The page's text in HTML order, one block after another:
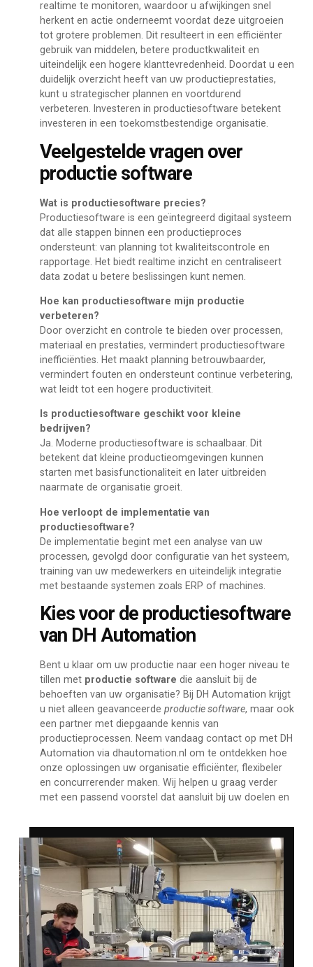
realtime te monitoren, waardoor u afwijkingen snel
herkent en actie onderneemt voordat deze uitgroeien
tot grotere problemen. Dit resulteert in een efficiënter
gebruik van middelen, betere productkwaliteit en
uiteindelijk een hogere klanttevredenheid. Doordat u een
duidelijk overzicht heeft van uw productieprestaties,
kunt u strategischer plannen en voortdurend
verbeteren. Investeren in productiesoftware betekent
investeren in een toekomstbestendige organisatie.
Veelgestelde vragen over
productie software
Wat is productiesoftware precies?
Productiesoftware is een geïntegreerd digitaal systeem
dat alle stappen binnen een productieproces
ondersteunt: van planning tot kwaliteitscontrole en
rapportage. Het biedt realtime inzicht en centraliseert
data zodat u betere beslissingen kunt nemen.
Hoe kan productiesoftware mijn productie
verbeteren?
Door overzicht en controle te bieden over processen,
materiaal en prestaties, vermindert productiesoftware
inefficiënties. Het maakt planning betrouwbaarder,
vermindert fouten en ondersteunt continue verbetering,
wat leidt tot een hogere productiviteit.
Is productiesoftware geschikt voor kleine
bedrijven?
Ja. Moderne productiesoftware is schaalbaar. Dit
betekent dat kleine productieomgevingen kunnen
starten met basisfunctionaliteit en later uitbreiden
naarmate de organisatie groeit.
Hoe verloopt de implementatie van
productiesoftware?
De implementatie begint met een analyse van uw
processen, gevolgd door configuratie van het systeem,
training van uw medewerkers en uiteindelijk integratie
met bestaande systemen zoals ERP of machines.
Kies voor de productiesoftware
van DH Automation
Bent u klaar om uw productie naar een hoger niveau te
tillen met productie software die aansluit bij de
behoeften van uw organisatie? Bij DH Automation krijgt
u niet alleen geavanceerde productie software, maar ook
een partner met diepgaande kennis van
productieprocessen. Neem vandaag contact op met DH
Automation via dhautomation.nl om te ontdekken hoe
onze oplossingen uw organisatie efficiënter, flexibeler
en concurrerender maken. Wij helpen u graag verder
met een passend voorstel dat aansluit bij uw doelen en